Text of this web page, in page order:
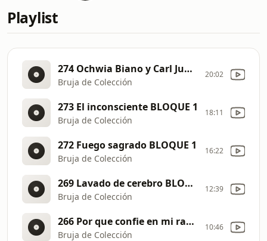
Playlist
274 Ochwia Biano y Carl Jung BLOQUE 1
Bruja de Colección
20:02
273 El inconsciente BLOQUE 1
Bruja de Colección
18:11
272 Fuego sagrado BLOQUE 1
Bruja de Colección
16:22
269 Lavado de cerebro BLOQUE 1
Bruja de Colección
12:39
266 Por que confie en mi razón BLOQUE 1
Bruja de Colección
10:46